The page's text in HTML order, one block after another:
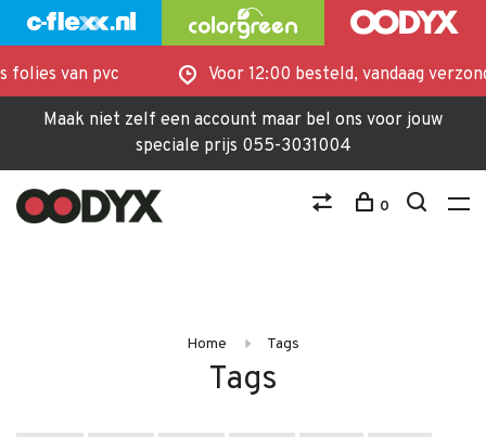
van pvc Voor 12:00 besteld, vandaag
Maak niet zelf een account maar bel ons voor jouw
speciale prijs 055-3031004
0
Home Tags
Tags